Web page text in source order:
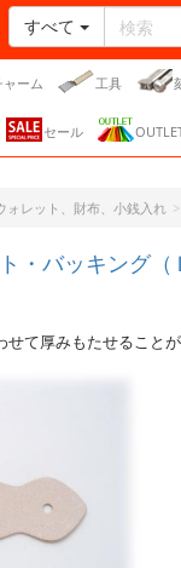
すべて
ャーム 工具
セール
ォレット、財布、小銭入れ
・バッキング（
て厚みもたせることが